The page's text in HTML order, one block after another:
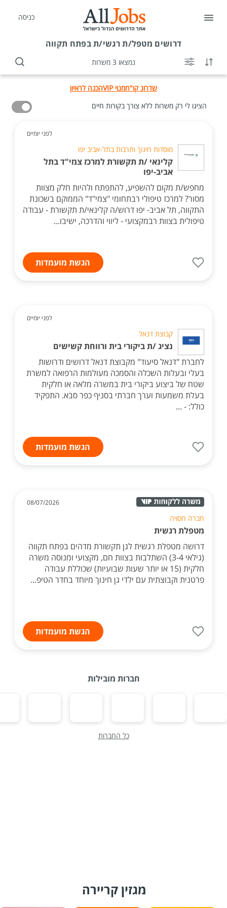
כניסה
דרושים מטפל/ת רגשי/ת בפתח תקווה
נמצאו 3 משרות
שדרוג קו"חמנוי VIP
הכנה לראיון
הציגו לי רק משרות ללא צורך בקורות חיים
לפני יומיים
מוסדות חינוך ותרבות בתל-אביב יפו
קלינאי /ת תקשורת למרכז צמי"ד בתל
אביב-יפו
מחפש/ת מקום להשפיע, להתפתח ולהיות חלק מצוות
מסור? למרכז טיפולי רבתחומי "צמי"ד" הממוקם בשכונת
התקווה, תל אביב- יפו דרוש/ה קלינאי/ת תקשורת - עבודה
טיפולית בצוות רבמקצועי - ליווי והדרכה, ישיבו...
הגשת מועמדות
לפני יומיים
קבוצת דנאל
נציג /ת ביקורי בית ורווחת קשישים
לחברת "דנאל סיעוד" מקבוצת דנאל דרושים ודרושות
בעלי ובעלות השכלה והסמכה מעולמות הרפואה למשרת
שטח של ביצוע ביקורי בית במשרה מלאה או חלקית
בעלת משמעות וערך חברתי בסניף כפר סבא. התפקיד
כולל: - ...
הגשת מועמדות
08/07/2026
חברה חסויה
מטפלת רגשית
דרושה מטפלת רגשית לגן תקשורת מדהים בפתח תקווה
(גילאי 3-4) השתלבות בצוות חם, מקצועי ומנוסה משרה
חלקית (15 או יותר שעות שבועיות) שכוללת עבודה
פרטנית וקבוצתית עם ילדי גן חינוך מיוחד בחדר הטיפ...
הגשת מועמדות
חברות מובילות
כל החברות
מגזין קריירה